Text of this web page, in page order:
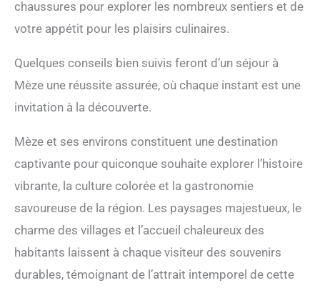
chaussures pour explorer les nombreux sentiers et de
votre appétit pour les plaisirs culinaires.
Quelques conseils bien suivis feront d’un séjour à
Mèze une réussite assurée, où chaque instant est une
invitation à la découverte.
Mèze et ses environs constituent une destination
captivante pour quiconque souhaite explorer l’histoire
vibrante, la culture colorée et la gastronomie
savoureuse de la région. Les paysages majestueux, le
charme des villages et l’accueil chaleureux des
habitants laissent à chaque visiteur des souvenirs
durables, témoignant de l’attrait intemporel de cette